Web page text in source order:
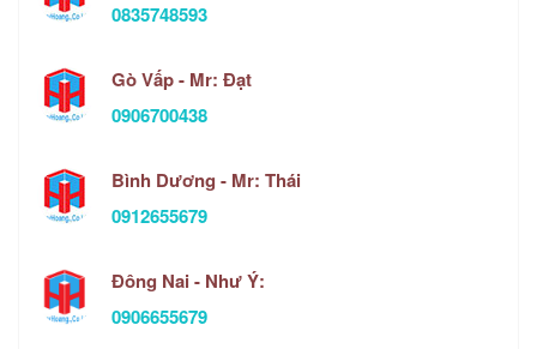
0835748593
Gò Vấp - Mr: Đạt
0906700438
Bình Dương - Mr: Thái
0912655679
Đông Nai - Như Ý:
0906655679